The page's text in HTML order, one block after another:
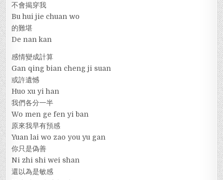
不會揭穿我
Bu hui jie chuan wo
的難堪
De nan kan
感情變成計算
Gan qing bian cheng ji suan
或許遺憾
Huo xu yi han
我們各分一半
Wo men ge fen yi ban
原來我早有預感
Yuan lai wo zao you yu gan
你只是偽善
Ni zhi shi wei shan
還以為是敏感